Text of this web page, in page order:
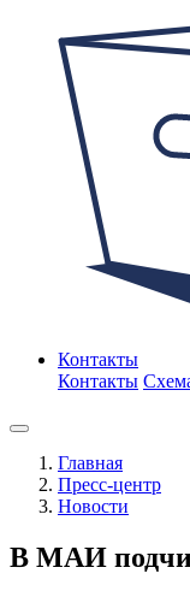
Контакты
Контакты
Главная
Пресс-центр
Новости
В МАИ